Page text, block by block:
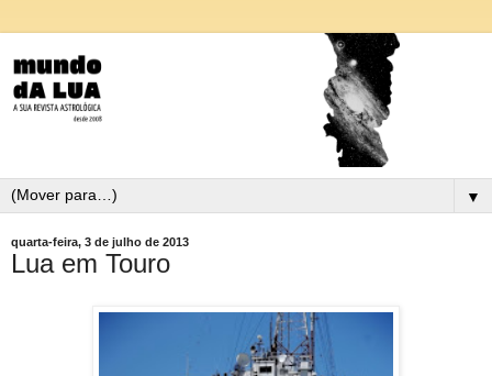
▼
quarta-feira, 3 de julho de 2013
Lua em Touro